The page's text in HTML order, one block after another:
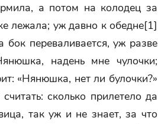
а потом на колодец за
лежала; уж давно к обедне[1]
бок переваливается, уж разве
надень мне чулочки;
«Нянюшка, нет ли булочки?»
сколько прилетело да
так уж и не знает, за что